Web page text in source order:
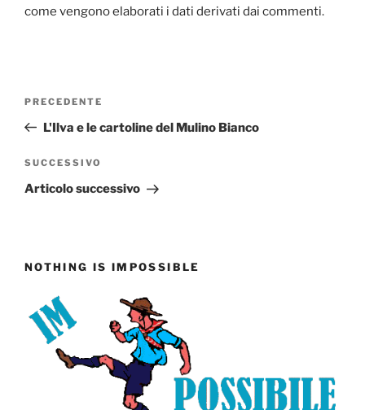
come vengono elaborati i dati derivati dai commenti.
Articolo
precedente:
PRECEDENTE
L'Ilva e le cartoline del Mulino Bianco
Articolo
successivo
SUCCESSIVO
Articolo successivo
NOTHING IS IMPOSSIBLE